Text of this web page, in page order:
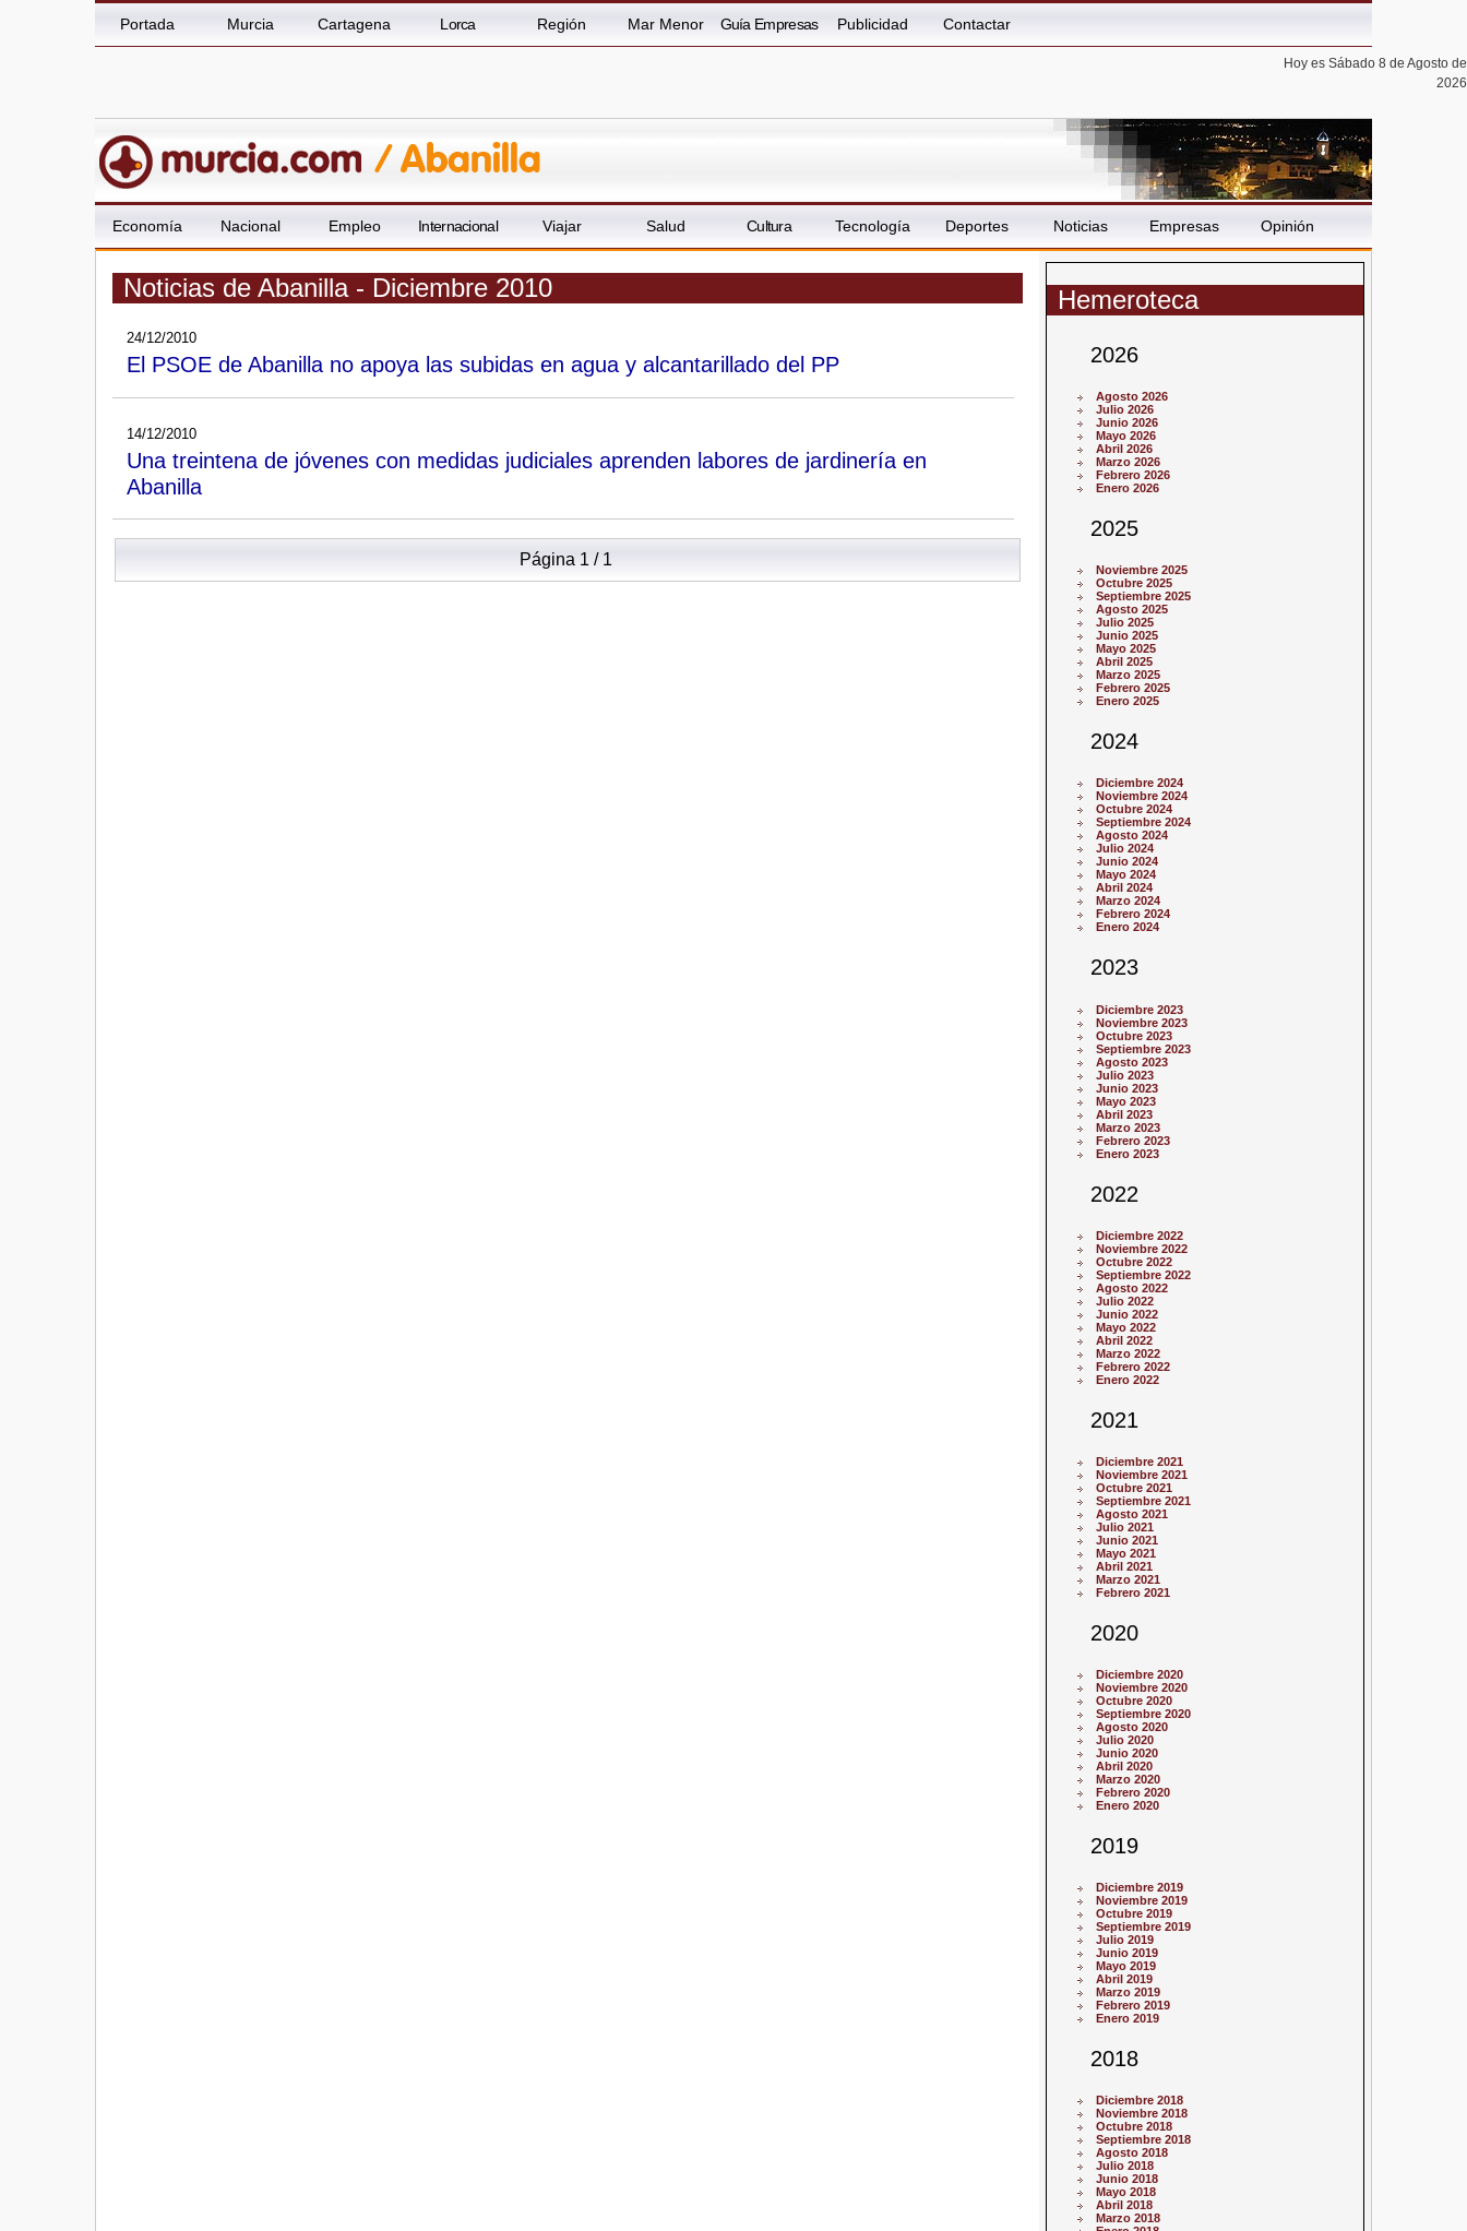
Portada Murcia Cartagena Lorca Región Mar Menor Guía Empresas Publicidad Contactar
Hoy es Sábado 8 de Agosto de
2026
Economía Nacional Empleo Internacional Viajar Salud Cultura Tecnología Deportes Noticias Empresas Opinión
Noticias de Abanilla - Diciembre 2010
24/12/2010
El PSOE de Abanilla no apoya las subidas en agua y alcantarillado del PP
14/12/2010
Una treintena de jóvenes con medidas judiciales aprenden labores de jardinería en
Abanilla
Página 1 / 1
Hemeroteca
2026
Agosto 2026
Julio 2026
Junio 2026
Mayo 2026
Abril 2026
Marzo 2026
Febrero 2026
Enero 2026
2025
Noviembre 2025
Octubre 2025
Septiembre 2025
Agosto 2025
Julio 2025
Junio 2025
Mayo 2025
Abril 2025
Marzo 2025
Febrero 2025
Enero 2025
2024
Diciembre 2024
Noviembre 2024
Octubre 2024
Septiembre 2024
Agosto 2024
Julio 2024
Junio 2024
Mayo 2024
Abril 2024
Marzo 2024
Febrero 2024
Enero 2024
2023
Diciembre 2023
Noviembre 2023
Octubre 2023
Septiembre 2023
Agosto 2023
Julio 2023
Junio 2023
Mayo 2023
Abril 2023
Marzo 2023
Febrero 2023
Enero 2023
2022
Diciembre 2022
Noviembre 2022
Octubre 2022
Septiembre 2022
Agosto 2022
Julio 2022
Junio 2022
Mayo 2022
Abril 2022
Marzo 2022
Febrero 2022
Enero 2022
2021
Diciembre 2021
Noviembre 2021
Octubre 2021
Septiembre 2021
Agosto 2021
Julio 2021
Junio 2021
Mayo 2021
Abril 2021
Marzo 2021
Febrero 2021
2020
Diciembre 2020
Noviembre 2020
Octubre 2020
Septiembre 2020
Agosto 2020
Julio 2020
Junio 2020
Abril 2020
Marzo 2020
Febrero 2020
Enero 2020
2019
Diciembre 2019
Noviembre 2019
Octubre 2019
Septiembre 2019
Julio 2019
Junio 2019
Mayo 2019
Abril 2019
Marzo 2019
Febrero 2019
Enero 2019
2018
Diciembre 2018
Noviembre 2018
Octubre 2018
Septiembre 2018
Agosto 2018
Julio 2018
Junio 2018
Mayo 2018
Abril 2018
Marzo 2018